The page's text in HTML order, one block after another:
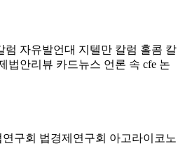
럼 자유발언대 지텔만 칼럼 홀콤 칼
법안리뷰 카드뉴스 언론 속 cfe 논
구회 법경제연구회 아고라이코노